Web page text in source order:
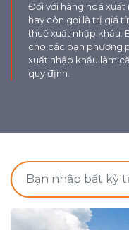
Đối với hàng hoá xuất
hay còn gọi là trị giá
thuế xuất nhập khẩu.
cho các bạn phương
xuất nhập khẩu làm
quy định.